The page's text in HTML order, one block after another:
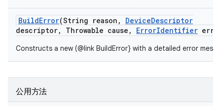
BuildError(String reason , DeviceDescriptor
descriptor, Throwable cause , ErrorIdentifier
Constructs a new (@link BuildError} with a detailed error
公用方法